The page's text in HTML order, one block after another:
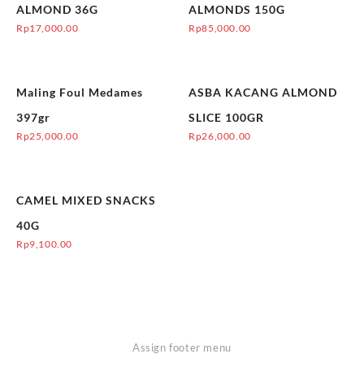
ALMOND 36G
Rp17,000.00
ALMONDS 150G
Rp85,000.00
Maling Foul Medames
397gr
Rp25,000.00
ASBA KACANG ALMOND
SLICE 100GR
Rp26,000.00
CAMEL MIXED SNACKS
40G
Rp9,100.00
Assign footer menu